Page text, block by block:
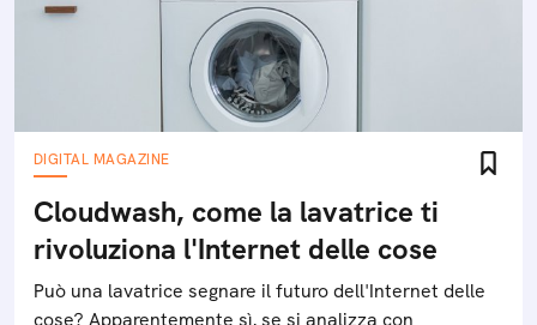
DIGITAL MAGAZINE
Cloudwash, come la lavatrice ti
rivoluziona l'Internet delle cose
Può una lavatrice segnare il futuro dell'Internet delle
cose? Apparentemente sì, se si analizza con